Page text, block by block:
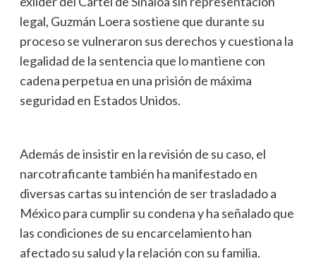
legal, Guzmán Loera sostiene que durante su
proceso se vulneraron sus derechos y cuestiona la
legalidad de la sentencia que lo mantiene con
cadena perpetua en una prisión de máxima
seguridad en Estados Unidos.
Además de insistir en la revisión de su caso, el
narcotraficante también ha manifestado en
diversas cartas su intención de ser trasladado a
México para cumplir su condena y ha señalado que
las condiciones de su encarcelamiento han
afectado su salud y la relación con su familia.